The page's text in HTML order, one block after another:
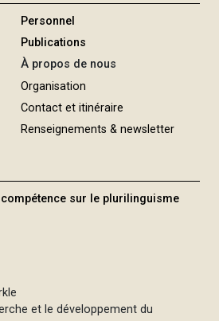
Personnel
Publications
À propos de nous
Organisation
Contact et itinéraire
Renseignements & newsletter
sur le plurilinguisme
et le développement du